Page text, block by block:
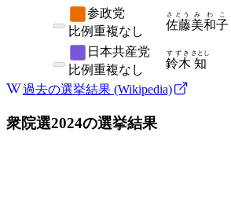
参政党
比例重複なし 佐藤
さとう
美和子
みわこ
日本共産党
比例重複なし 鈴木
すずき
知
さとし
過去の選挙結果 (Wikipedia)
衆院選2024の選挙結果